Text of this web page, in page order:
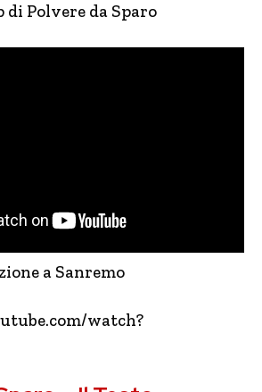
di Polvere da Sparo
a Sanremo
watch?